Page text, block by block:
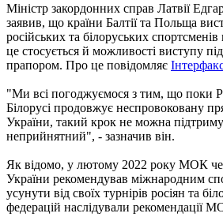
Міністр закордонних справ Латвії
заявив, що країни Балтії та Польща
російських та білоруських
це стосується й можливості виступу
прапором. Про це повідомляє
"Ми всі погоджуємося з тим, що поки
Білорусі продовжує неспровоковану
України, такий крок не можна
неприйнятний", - зазначив він.
Як відомо, у лютому 2022 року МОК
України рекомендував міжнародним
усунути від своїх турнірів росіян та
федерацій наслідували рекомендації